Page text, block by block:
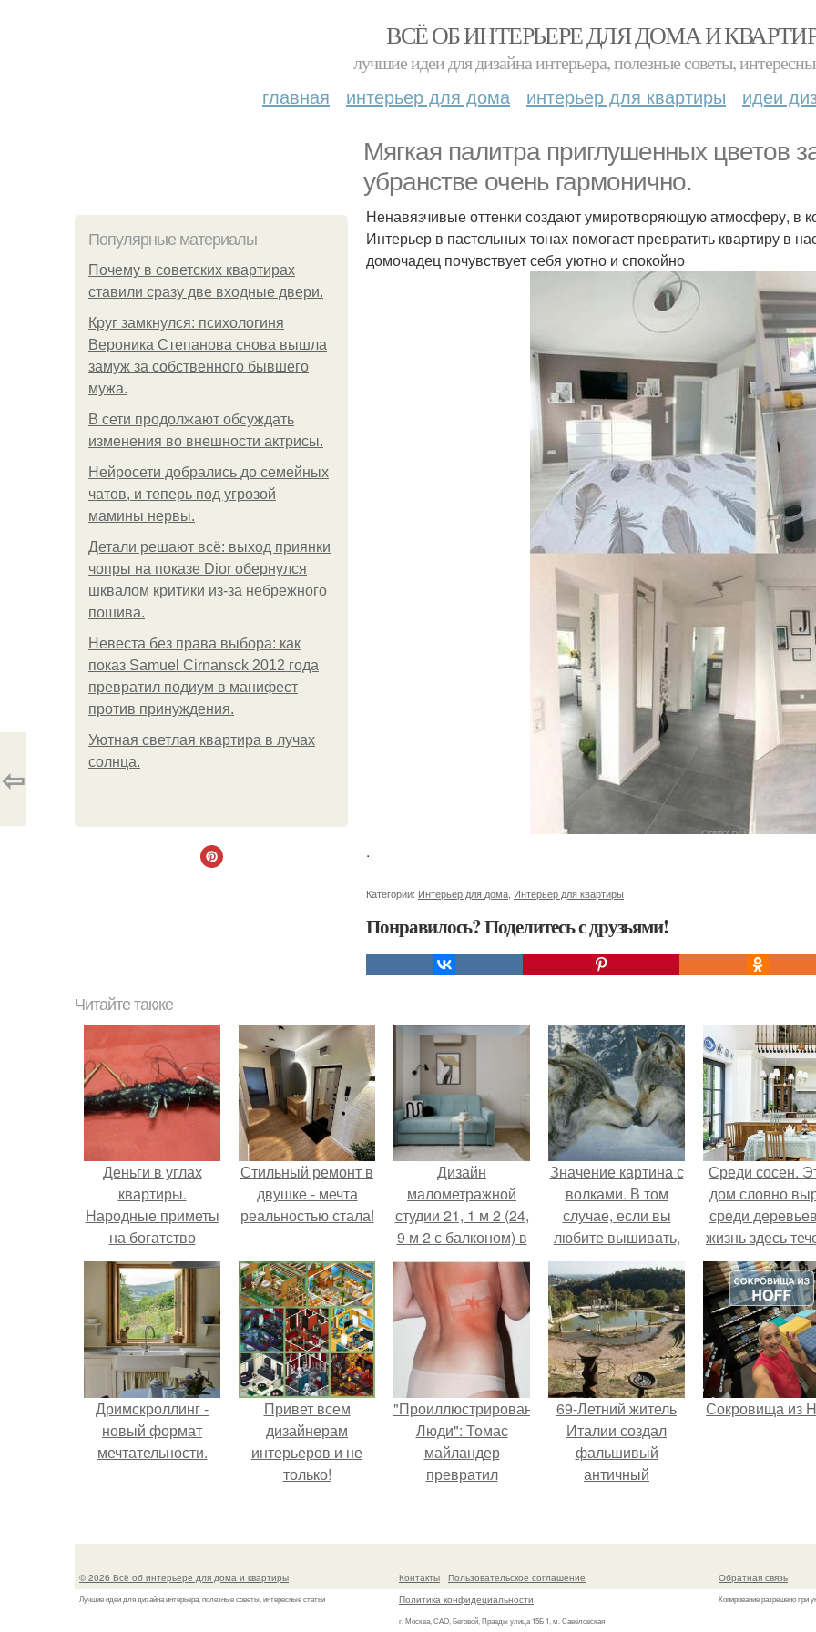
ВСЁ ОБ ИНТЕРЬЕРЕ ДЛЯ ДОМА И
лучшие идеи для дизайна интерьера, полезные советы,
главная интерьер для дома интерьер для квартиры идеи
Мягкая палитра приглушенных цветов
убранстве очень гармонично.
Популярные материалы
Почему в советских квартирах
ставили сразу две входные двери.
Круг замкнулся: психологиня
Вероника Степанова снова вышла
замуж за собственного бывшего
мужа.
В сети продолжают обсуждать
изменения во внешности актрисы.
Нейросети добрались до семейных
чатов, и теперь под угрозой
мамины нервы.
Детали решают всё: выход приянки
чопры на показе Dior обернулся
шквалом критики из-за небрежного
пошива.
Невеста без права выбора: как
показ Samuel Cirnansck 2012 года
превратил подиум в манифест
против принуждения.
Уютная светлая квартира в лучах
солнца.
Ненавязчивые оттенки создают умиротворяющую атмосферу, в
Интерьер в пастельных тонах помогает превратить квартиру в
домочадец почувствует себя уютно и спокойно
.
Категории: Интерьер для дома Интерьер для квартиры
Понравилось? Поделитесь с друзьями!
⇦
Читайте также
Деньги в углах
квартиры.
Народные приметы
на богатство
Стильный ремонт в
двушке - мечта
реальностью стала!
Дизайн
малометражной
студии 21, 1 м 2 (24,
9 м 2 с балконом) в
Краснодаре.
Значение картина с
волками. В том
случае, если вы
любите вышивать,
то наверняка
задумывались о
том, что означает та
или иная вышитая
вами картина.
Среди сосен.
дом словно
среди
жизнь здесь
собственном
- спокойно,
спешки и
шума.
Дримскроллинг -
новый формат
мечтательности.
Привет всем
дизайнерам
интерьеров и не
только!
"Проиллюстрированные
Люди": Томас
майландер
превратил
69-Летний житель
Италии создал
фальшивый
античный
успешно выдавал
историческое
Сокровища из
© 2026 Всё об интерьере для дома и квартиры
Лучшие идеи для дизайна интерьера, полезные советы, интересные статьи
Контакты
Пользовательское соглашение
Политика конфидециальности
г. Москва, САО, Беговой, Правды улица 15Б 1, м. Савёловская
Обратная связь
Копирование разрешено при